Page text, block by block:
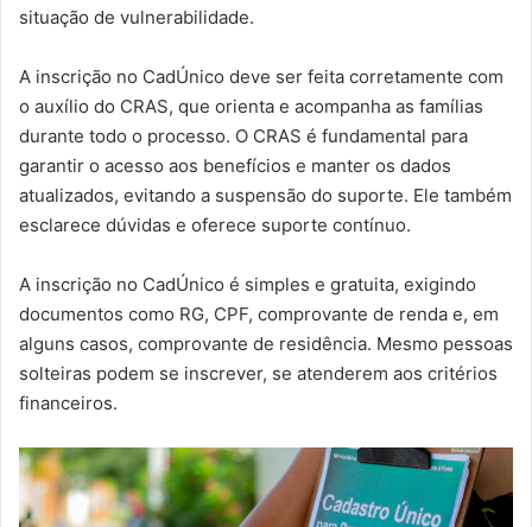
situação de vulnerabilidade.
A inscrição no CadÚnico deve ser feita corretamente com
o auxílio do CRAS, que orienta e acompanha as famílias
durante todo o processo. O CRAS é fundamental para
garantir o acesso aos benefícios e manter os dados
atualizados, evitando a suspensão do suporte. Ele também
esclarece dúvidas e oferece suporte contínuo.
A inscrição no CadÚnico é simples e gratuita, exigindo
documentos como RG, CPF, comprovante de renda e, em
alguns casos, comprovante de residência. Mesmo pessoas
solteiras podem se inscrever, se atenderem aos critérios
financeiros.